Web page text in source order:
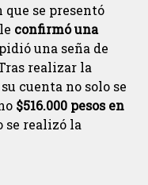
se presentó
confirmó una
una seña de
realizar la
cuenta no solo se
$516.000 pesos en
se realizó la